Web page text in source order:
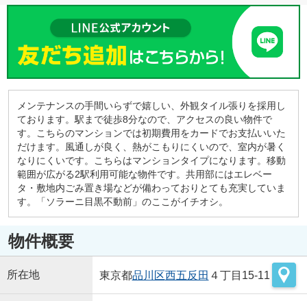
メンテナンスの手間いらずで嬉しい、外観タイル張りを採用し
ております。駅まで徒歩8分なので、アクセスの良い物件で
す。こちらのマンションでは初期費用をカードでお支払いいた
だけます。風通しが良く、熱がこもりにくいので、室内が暑く
なりにくいです。こちらはマンションタイプになります。移動
範囲が広がる2駅利用可能な物件です。共用部にはエレベー
タ・敷地内ごみ置き場などが備わっておりとても充実していま
す。「ソラーニ目黒不動前」のここがイチオシ。
物件概要
所在地 東京都品川区西五反田 ４丁目15-11